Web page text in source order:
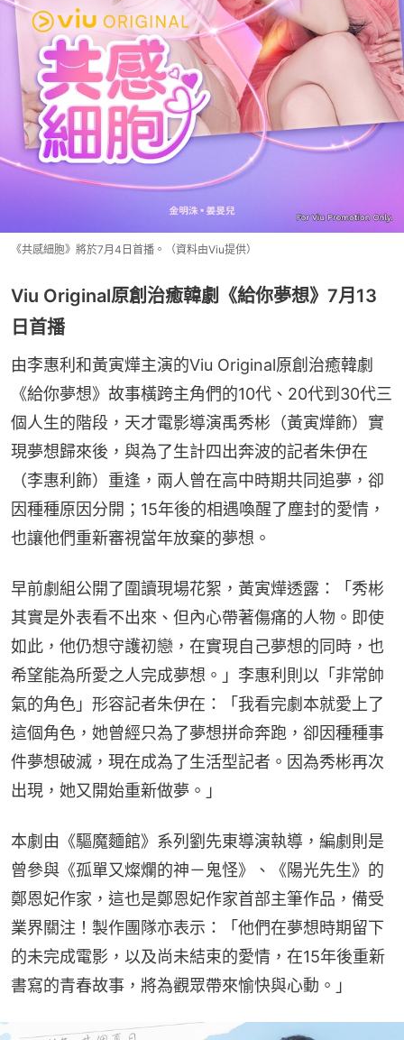
《共感細胞》將於7月4日首播。（資料由Viu提供）
Viu Original原創治癒韓劇《給你夢想》7月13
日首播
由李惠利和黃寅燁主演的Viu Original原創治癒韓劇
《給你夢想》故事橫跨主角們的10代、20代到30代三
個人生的階段，天才電影導演禹秀彬（黃寅燁飾）實
現夢想歸來後，與為了生計四出奔波的記者朱伊在
（李惠利飾）重逢，兩人曾在高中時期共同追夢，卻
因種種原因分開；15年後的相遇喚醒了塵封的愛情，
也讓他們重新審視當年放棄的夢想。
早前劇組公開了圍讀現場花絮，黃寅燁透露：「秀彬
其實是外表看不出來、但內心帶著傷痛的人物。即使
如此，他仍想守護初戀，在實現自己夢想的同時，也
希望能為所愛之人完成夢想。」李惠利則以「非常帥
氣的角色」形容記者朱伊在：「我看完劇本就愛上了
這個角色，她曾經只為了夢想拼命奔跑，卻因種種事
件夢想破滅，現在成為了生活型記者。因為秀彬再次
出現，她又開始重新做夢。」
本劇由《驅魔麵館》系列劉先東導演執導，編劇則是
曾參與《孤單又燦爛的神－鬼怪》、《陽光先生》的
鄭恩妃作家，這也是鄭恩妃作家首部主筆作品，備受
業界關注！製作團隊亦表示：「他們在夢想時期留下
的未完成電影，以及尚未結束的愛情，在15年後重新
書寫的青春故事，將為觀眾帶來愉快與心動。」